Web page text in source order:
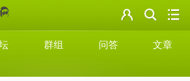
群组 问答
文章